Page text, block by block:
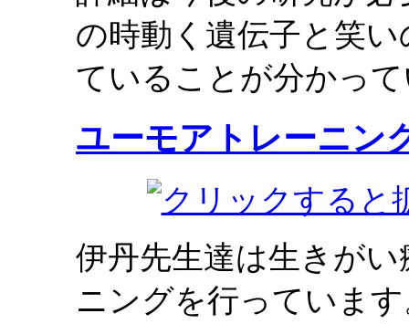
の時動く遺伝子と笑
ていることが分かっ
ユーモアトレーニン
伊丹先生達は生きが
ニングを行っていま